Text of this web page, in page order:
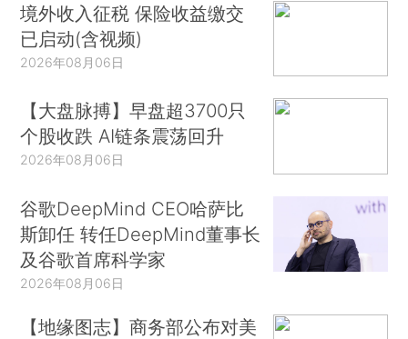
境外收入征税 保险收益缴交
已启动(含视频)
2026年08月06日
【大盘脉搏】早盘超3700只
个股收跌 AI链条震荡回升
2026年08月06日
谷歌DeepMind CEO哈萨比
斯卸任 转任DeepMind董事长
及谷歌首席科学家
2026年08月06日
【地缘图志】商务部公布对美